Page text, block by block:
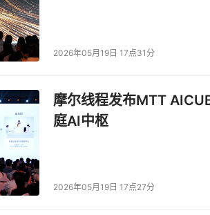
的核心驱动力之一，据预测，中国存储
中下游产值则超过8000亿元。CITE
了高效的数据解决方案，展示大数据处
算法、密钥管理、加密存储、安全计算
2026年05月19日 17点31分
摩尔线程发布MTT
庭AI中枢
2026年05月19日 17点27分